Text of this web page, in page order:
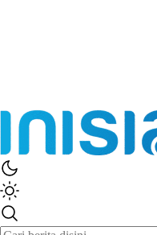
Inisiatif.co
Stay Connected Stay Informed